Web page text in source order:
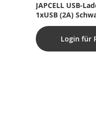
JAPCELL USB-
1xUSB (2A)
Login für